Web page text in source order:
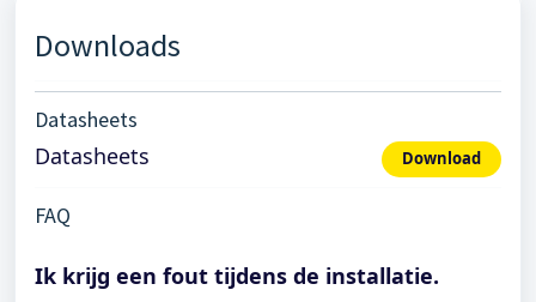
Downloads
Datasheets
Datasheets Download
FAQ
Ik krijg een fout tijdens de installatie.